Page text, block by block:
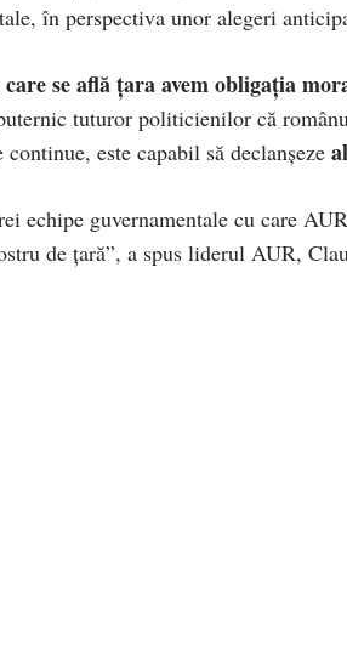
în perspectiva unor alegeri
se află țara avem obligația
tuturor politicienilor că
este capabil să declanșeze
echipe guvernamentale cu care
de țară”, a spus liderul AUR,